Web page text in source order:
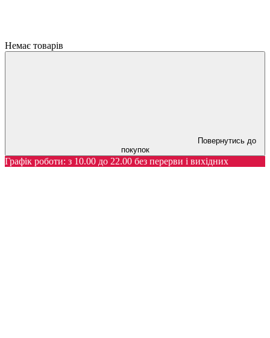
Немає товарів
Повернутись до
покупок
Графік роботи: з 10.00 до 22.00 без перерви і вихідних